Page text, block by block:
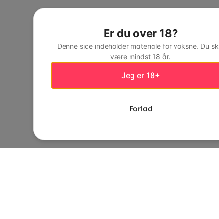
Er du over 18?
Denne side indeholder materiale for voksne. Du
være mindst 18 år.
Jeg er 18+
Forlad